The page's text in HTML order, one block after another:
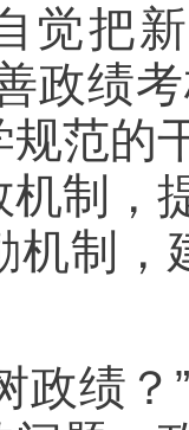
觉把
政绩
规范的
机制，
机制，
政绩